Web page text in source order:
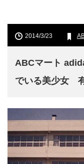
2014/3/23
ABCマート
でいる美少女